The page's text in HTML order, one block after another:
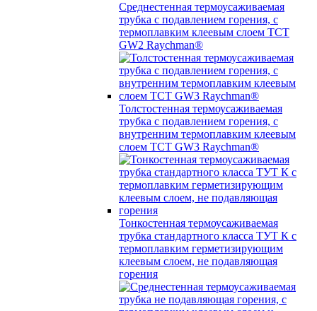
Среднестенная термоусаживаемая
трубка c подавлением горения, с
термоплавким клеевым слоем TCT
GW2 Raychman®
Толстостенная термоусаживаемая
трубка c подавлением горения, с
внутренним термоплавким клеевым
слоем TCT GW3 Raychman®
Тонкостенная термоусаживаемая
трубка стандартного класса ТУТ К с
термоплавким герметизирующим
клеевым слоем, не подавляющая
горения